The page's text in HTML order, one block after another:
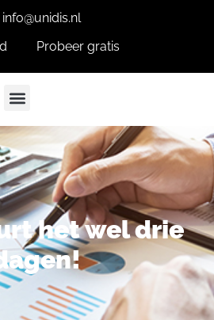
info@unidis.nl
Probeer gratis
het wel drie